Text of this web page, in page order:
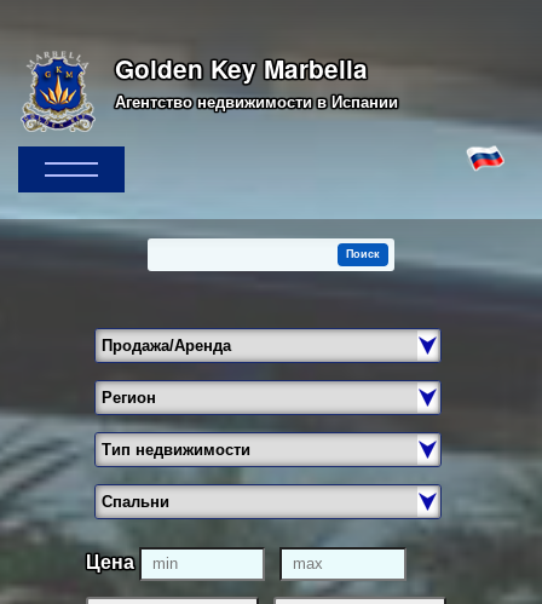
Golden Key Marbella
Агентство недвижимости в Испании
Цена